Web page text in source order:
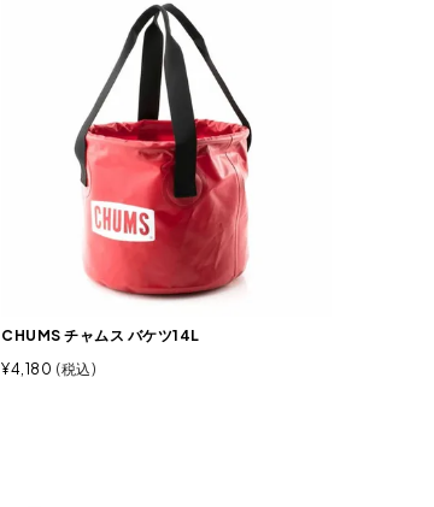
CHUMS チャムス バケツ14L
¥4,180 税込